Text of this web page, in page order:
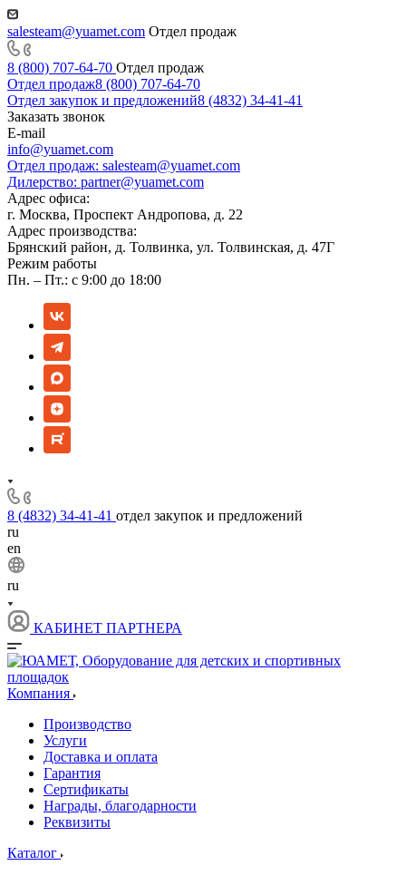
salesteam@yuamet.com Отдел продаж
8 (800) 707-64-70 Отдел продаж
Отдел продаж8 (800) 707-64-70
Отдел закупок и предложений8 (4832) 34-41-41
Заказать звонок
E-mail
info@yuamet.com
Отдел продаж: salesteam@yuamet.com
Дилерство: partner@yuamet.com
Адрес офиса:
г. Москва, Проспект Андропова, д. 22
Адрес производства:
Брянский район, д. Толвинка, ул. Толвинская, д. 47Г
Режим работы
Пн. – Пт.: с 9:00 до 18:00
8 (4832) 34-41-41 отдел закупок и предложений
ru
en
ru
КАБИНЕТ ПАРТНЕРА
Компания
Производство
Услуги
Доставка и оплата
Гарантия
Сертификаты
Награды, благодарности
Реквизиты
Каталог